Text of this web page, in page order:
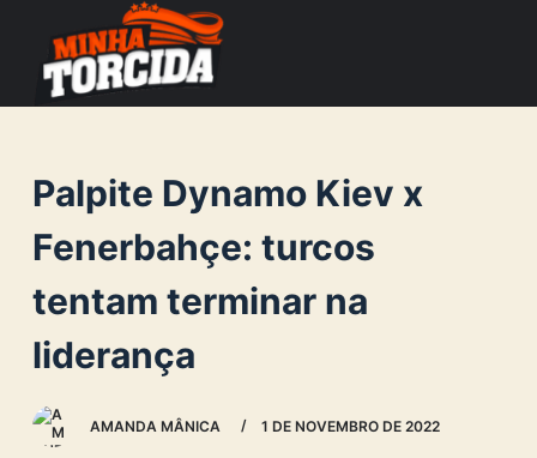
c
o
n
e
Palpite Dynamo Kiev x
Fenerbahçe: turcos
tentam terminar na
liderança
AMANDA MÂNICA 1 DE NOVEMBRO DE 2022